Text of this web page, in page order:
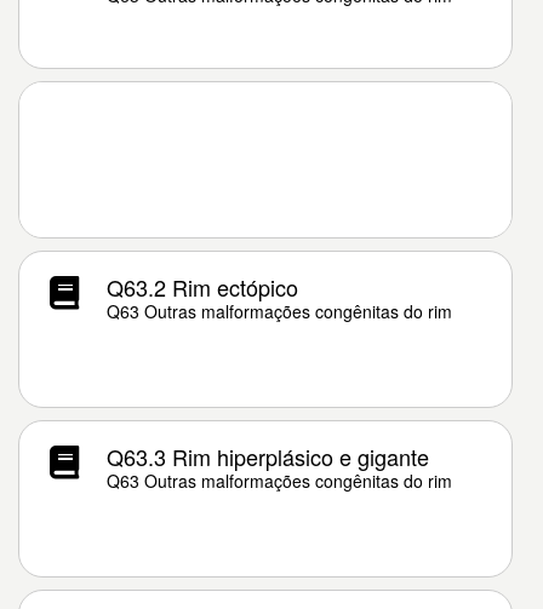
Q63.2 Rim ectópico
Q63 Outras malformações congênitas do rim
Q63.3 Rim hiperplásico e gigante
Q63 Outras malformações congênitas do rim